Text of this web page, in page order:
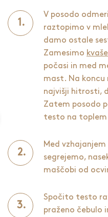
V posodo
raztopimo v
damo ostale
Zamesimo
počasi in med
mast. Na koncu
najvišji hitrosti,
Zatem posodo
testo na
Med
segrejemo,
maščobi od
Spočito testo
praženo čebulo